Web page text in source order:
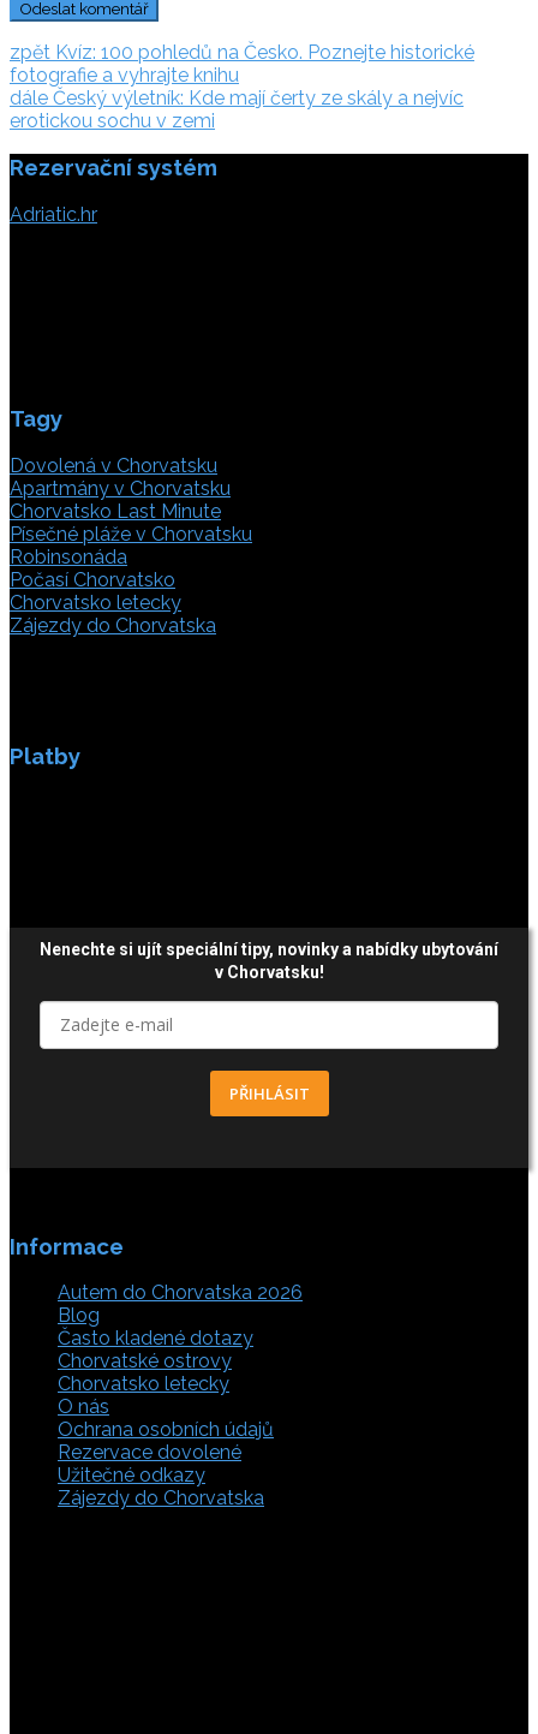
Navigace
pro
příspěvek
zpět zpět:
Kvíz: 100 pohledů na Česko. Poznejte historické
fotografie a vyhrajte knihu
dále dále:
Český výletník: Kde mají čerty ze skály a nejvíc
erotickou sochu v zemi
Rezervační systém
Adriatic.hr
Tagy
Dovolená v Chorvatsku
Apartmány v Chorvatsku
Chorvatsko Last Minute
Písečné pláže v Chorvatsku
Robinsonáda
Počasí Chorvatsko
Chorvatsko letecky
Zájezdy do Chorvatska
Platby
Nenechte si ujít speciální tipy, novinky a nabídky ubytování
v Chorvatsku!
PŘIHLÁSIT
Informace
Autem do Chorvatska 2026
Blog
Často kladené dotazy
Chorvatské ostrovy
Chorvatsko letecky
O nás
Ochrana osobních údajů
Rezervace dovolené
Užitečné odkazy
Zájezdy do Chorvatska